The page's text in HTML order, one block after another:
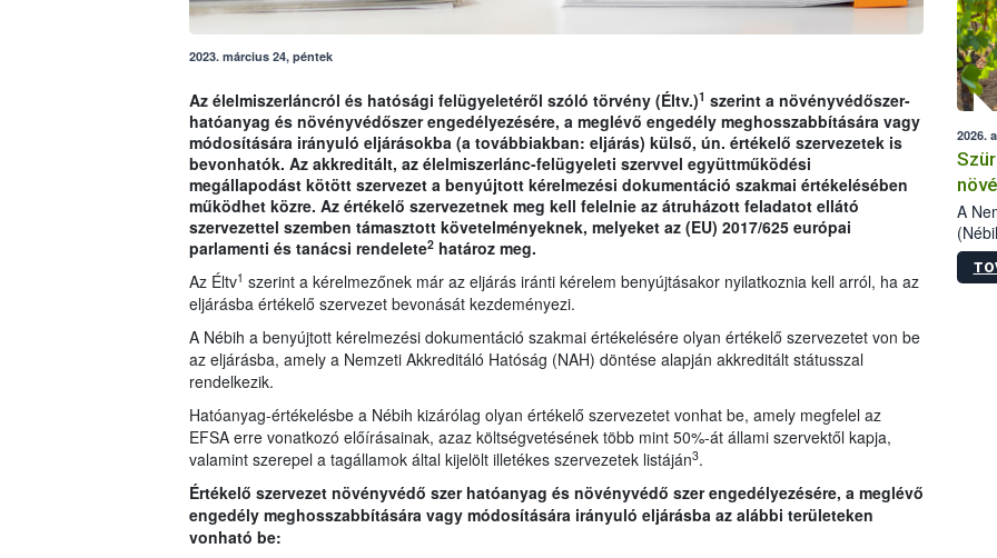
2023. március 24, péntek
Az élelmiszerláncról és hatósági felügyeletéről szóló törvény (Éltv.)1 szerint a növényvédőszer-
hatóanyag és növényvédőszer engedélyezésére, a meglévő engedély meghosszabbítására vagy
módosítására irányuló eljárásokba (a továbbiakban: eljárás) külső, ún. értékelő szervezetek is
bevonhatók. Az akkreditált, az élelmiszerlánc-felügyeleti szervvel együttműködési
megállapodást kötött szervezet a benyújtott kérelmezési dokumentáció szakmai értékelésében
működhet közre. Az értékelő szervezetnek meg kell felelnie az átruházott feladatot ellátó
szervezettel szemben támasztott követelményeknek, melyeket az (EU) 2017/625 európai
parlamenti és tanácsi rendelete2határoz meg.
Az Éltv1 szerint a kérelmezőnek már az eljárás iránti kérelem benyújtásakor nyilatkoznia kell arról, ha az
eljárásba értékelő szervezet bevonását kezdeményezi.
A Nébih a benyújtott kérelmezési dokumentáció szakmai értékelésére olyan értékelő szervezetet von be
az eljárásba, amely a Nemzeti Akkreditáló Hatóság (NAH) döntése alapján akkreditált státusszal
rendelkezik.
Hatóanyag-értékelésbe a Nébih kizárólag olyan értékelő szervezetet vonhat be, amely megfelel az
EFSA erre vonatkozó előírásainak, azaz költségvetésének több mint 50%-át állami szervektől kapja,
valamint szerepel a tagállamok által kijelölt illetékes szervezetek listáján3.
Értékelő szervezet növényvédő szer hatóanyag és növényvédő szer engedélyezésére, a meglévő
engedély meghosszabbítására vagy módosítására irányuló eljárásba az alábbi területeken
vonható be:
2026.
A